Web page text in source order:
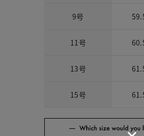
9号
11号
13号
15号